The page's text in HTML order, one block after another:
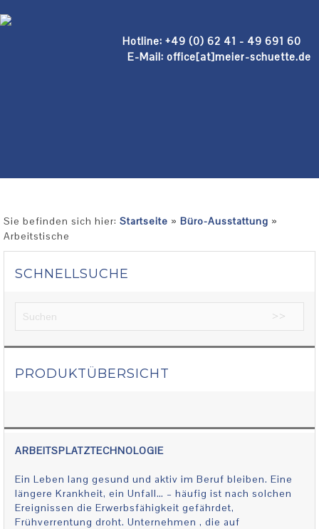
Hotline: +49 (0) 62 41 - 49 691 60
E-Mail: office[at]meier-schuette.de
Sie befinden sich hier: Startseite » Büro-Ausstattung »
Arbeitstische
SCHNELLSUCHE
PRODUKTÜBERSICHT
ARBEITSPLATZTECHNOLOGIE
Ein Leben lang gesund und aktiv im Beruf bleiben. Eine
längere Krankheit, ein Unfall… – häufig ist nach solchen
Ereignissen die Erwerbsfähigkeit gefährdet,
Frühverrentung droht. Unternehmen , die auf